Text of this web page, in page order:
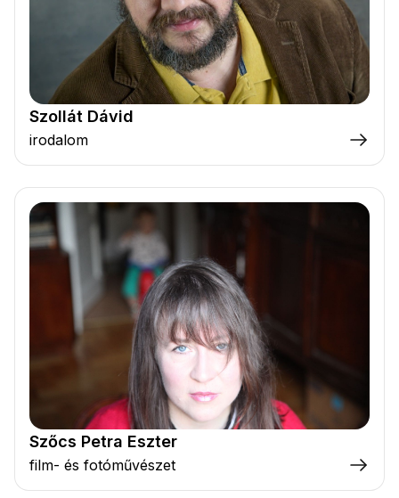
Szollát Dávid
irodalom
Szőcs Petra Eszter
film- és fotóművészet